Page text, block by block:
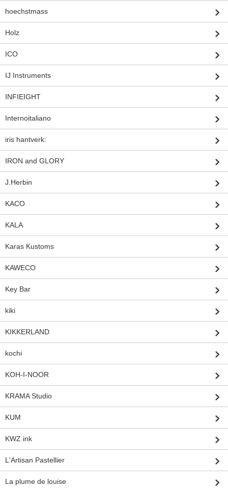
hoechstmass
Holz
ICO
IJ Instruments
INFIEIGHT
Internoitaliano
iris hantverk:
IRON and GLORY
J.Herbin
KACO
KALA
Karas Kustoms
KAWECO
Key Bar
kiki
KIKKERLAND
kochi
KOH-I-NOOR
KRAMA Studio
KUM
KWZ ink
L'Artisan Pastellier
La plume de louise